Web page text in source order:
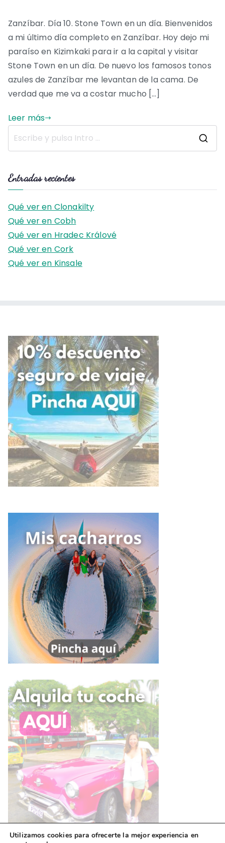
Zanzíbar. Día 10. Stone Town en un día. Bienvenidos
a mi último día completo en Zanzíbar. Hoy dejo mi
paraíso en Kizimkaki para ir a la capital y visitar
Stone Town en un día. De nuevo los famosos tonos
azules de Zanzíbar me levantan de la cama. De
verdad que me va a costar mucho […]
Leer más
Entradas recientes
Qué ver en Clonakilty
Qué ver en Cobh
Qué ver en Hradec Králové
Qué ver en Cork
Qué ver en Kinsale
Utilizamos cookies para ofrecerte la mejor experiencia en